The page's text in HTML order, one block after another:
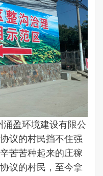
涌盈环境建设有限公
议的村民挡不住强
苦苦种起来的庄稼
议的村民，至今拿